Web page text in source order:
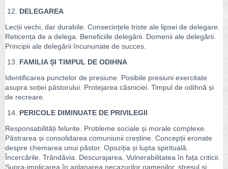
12. DELEGAREA
Lecții vechi, dar durabile. Consecințele triste ale lipsei de delegare.
Reticența de a delega. Beneficiile delegării. Domenii ale delegării.
Principii ale delegării încununate de succes.
13. FAMILIA ȘI TIMPUL DE ODIHNA
Identificarea punctelor de presiune. Posibile presiuni exercitate
asupra soției păstorului. Protejarea căsniciei. Timpul de odihnă și
de recreare.
14. PERICOLE DIMINUATE DE PRIVILEGII
Responsabilități felurite. Probleme sociale și morale complexe.
Păstrarea și consolidarea comuniunii creștine. Concepții eronate
despre chemarea unui păstor. Opoziția și lupta spirituală.
Încercările. Trândăvia. Descurajarea. Vulnerabilitatea în fața criticii.
Supra-implicarea în aplanarea necazurilor oamenilor, stresul și